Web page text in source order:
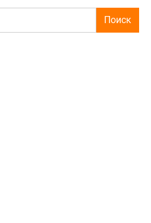
Поиск